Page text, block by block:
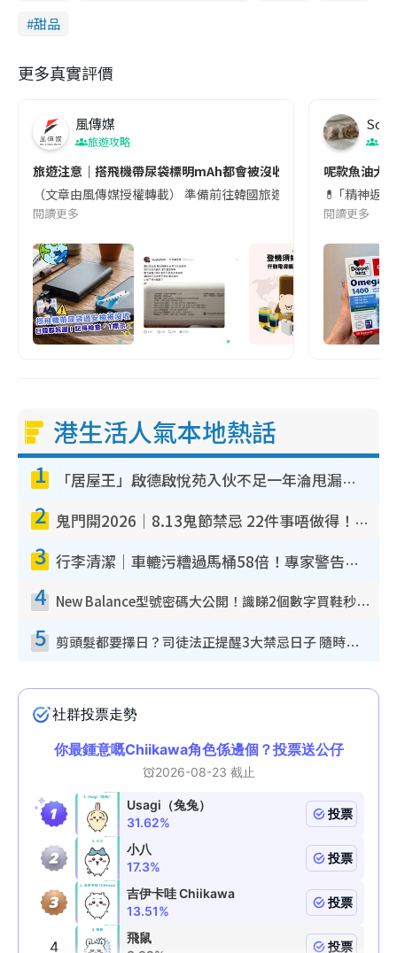
甜品
更多真實評價
風傳媒
旅遊攻略
旅遊注意｜搭飛機帶尿袋標明mAh都會被沒收😱出發前切記檢查
（文章由風傳媒授權轉載） 準備前往韓國旅遊的民眾，近期要
閱讀更多
Soul
呢款魚油大
💊 ｢精神返
閱讀更多
港生活人氣本地熱話
1 「居屋王」啟德啟悅苑入伙不足一年淪甩漏之王！插頭噴火花致大停電 多戶業主全屋家電報銷
2 鬼門開2026｜8.13鬼節禁忌 22件事唔做得！燒肉、刺身要少食？半夜勿吹口哨/打呢個電話
3 行李清潔｜車轆污糟過馬桶58倍！專家警告忌用酒精抹 教1招免污手除菌
4 New Balance型號密碼大公開！識睇2個數字買鞋秒知功能免中伏 附5大熱門鞋款
5 剪頭髮都要擇日？司徒法正提醒3大禁忌日子 隨時剪走財運！呢日剪髮恐「剪壽命」？